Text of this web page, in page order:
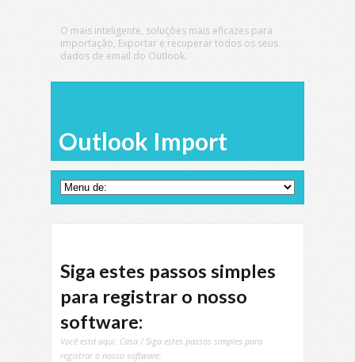
O mais inteligente, soluções mais eficazes para
importação, Exportar e recuperar todos os seus
dados de email do Outlook.
Outlook Import
Siga estes passos simples
para registrar o nosso
software:
Você está aqui: Casa / Siga estes passos simples para
registrar o nosso software: